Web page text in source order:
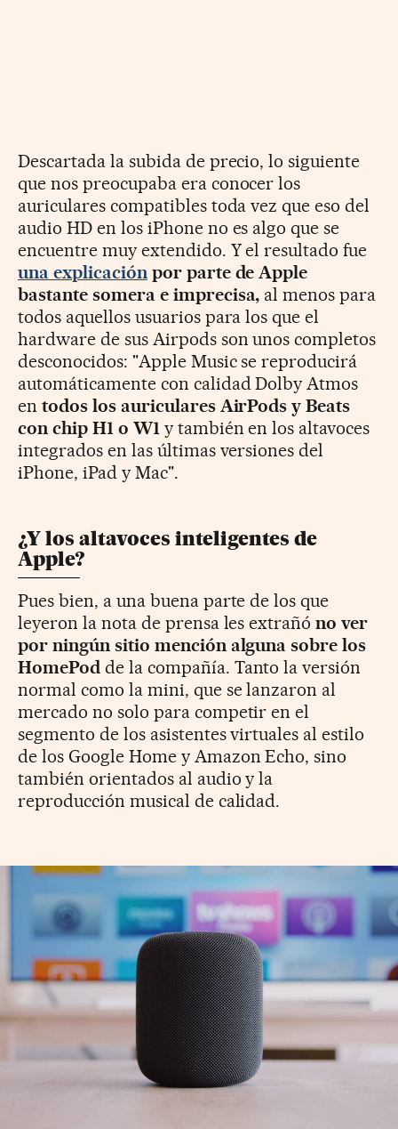
Descartada la subida de precio, lo siguiente
que nos preocupaba era conocer los
auriculares compatibles toda vez que eso del
audio HD en los iPhone no es algo que se
encuentre muy extendido. Y el resultado fue
una explicaciónpor parte de Apple
bastante somera e imprecisa, al menos para
todos aquellos usuarios para los que el
hardware de sus Airpods son unos completos
desconocidos: "Apple Music se reproducirá
automáticamente con calidad Dolby Atmos
en todos los auriculares AirPods y Beats
con chip H1 o W1y también en los altavoces
integrados en las últimas versiones del
iPhone, iPad y Mac".
¿Y los altavoces inteligentes de
Apple?
Pues bien, a una buena parte de los que
leyeron la nota de prensa les extrañóno ver
por ningún sitio mención alguna sobre los
HomePodde la compañía. Tanto la versión
normal como la mini, que se lanzaron al
mercado no solo para competir en el
segmento de los asistentes virtuales al estilo
de los Google Home y Amazon Echo, sino
también orientados al audio y la
reproducción musical de calidad.